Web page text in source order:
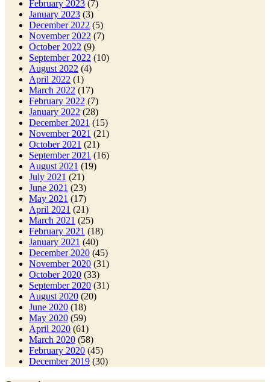
February 2023 (7)
January 2023 (3)
December 2022 (5)
November 2022 (7)
October 2022 (9)
September 2022 (10)
August 2022 (4)
April 2022 (1)
March 2022 (17)
February 2022 (7)
January 2022 (28)
December 2021 (15)
November 2021 (21)
October 2021 (21)
September 2021 (16)
August 2021 (19)
July 2021 (21)
June 2021 (23)
May 2021 (17)
April 2021 (21)
March 2021 (25)
February 2021 (18)
January 2021 (40)
December 2020 (45)
November 2020 (31)
October 2020 (33)
September 2020 (31)
August 2020 (20)
June 2020 (18)
May 2020 (59)
April 2020 (61)
March 2020 (58)
February 2020 (45)
December 2019 (30)